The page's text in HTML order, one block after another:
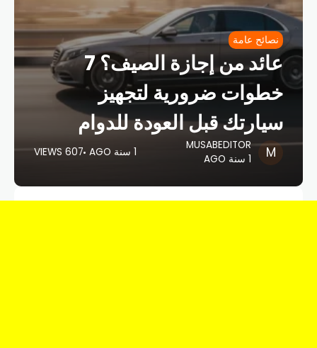
نصائح عامة
عائد من إجازة الصيف؟ 7
خطوات ضرورية لتجهيز
سيارتك قبل العودة للدوام
MUSABEDITOR
1 سنة AGO
1 سنة AGO 607 VIEWS